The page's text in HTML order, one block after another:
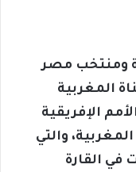
ومنتخب مصر
المغربية
الإفريقية
المغربية، والتي
القارة